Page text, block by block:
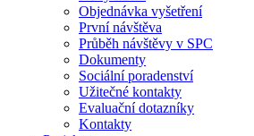
Objednávka vyšetření
První návštěva
Průběh návštěvy v SPC
Dokumenty
Sociální poradenství
Užitečné kontakty
Evaluační dotazníky
Kontakty